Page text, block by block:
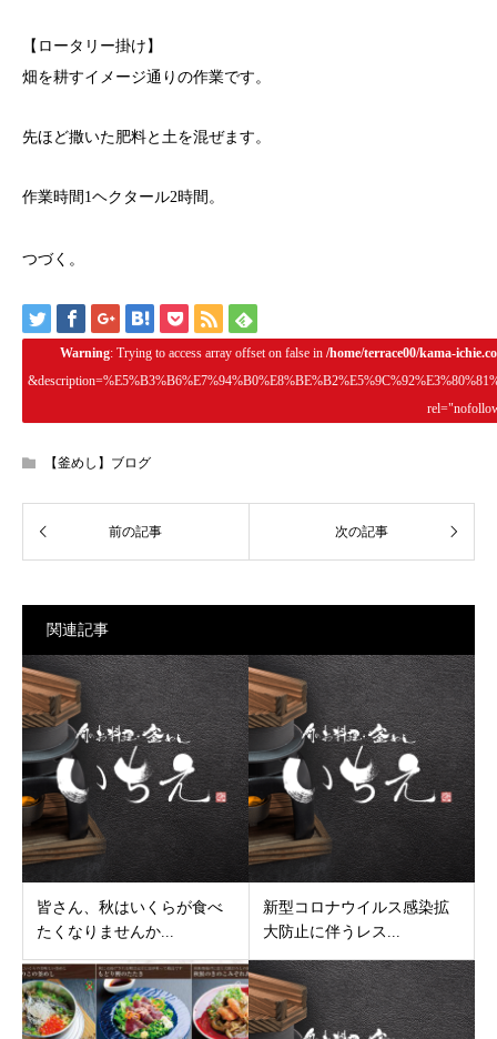
【ロータリー掛け】
畑を耕すイメージ通りの作業です。
先ほど撒いた肥料と土を混ぜます。
作業時間1ヘクタール2時間。
つづく。
Warning: Trying to access array offset on false in /home/terrace00/kama-
【釜めし】ブログ
関連記事
皆さん、秋はいくらが食べ
たくなりませんか...
新型コロナウイルス感染拡
大防止に伴うレス...